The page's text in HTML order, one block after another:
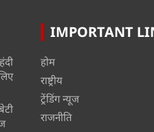
IMPORTANT
होम
राष्ट्रीय
ट्रेंडिंग न्यूज
राजनीति